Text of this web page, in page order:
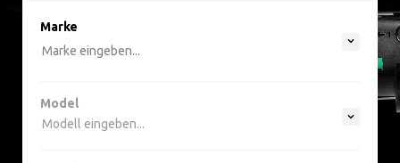
option , selected. Select is focused ,type to refine list, press
Marke
Marke eingeben...
Model
Modell eingeben...